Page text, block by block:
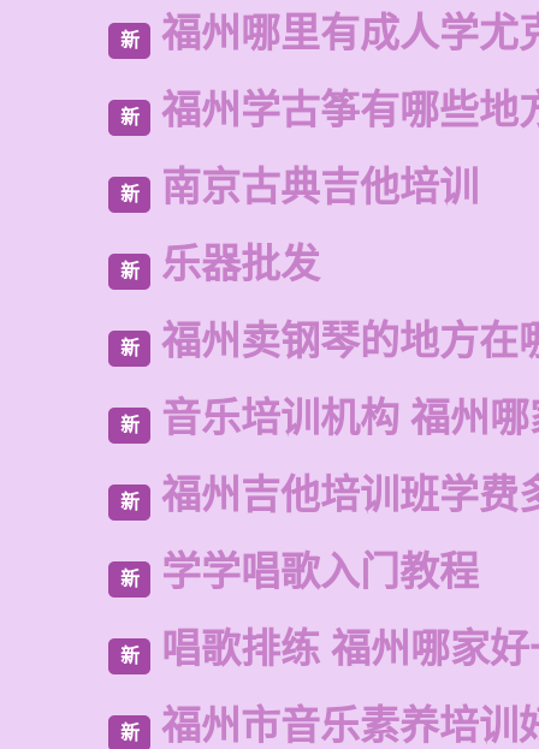
新 福州哪里有成人学尤
新 福州学古筝有哪些地
新 南京古典吉他培训
新 乐器批发
新 福州卖钢琴的地方在
新 音乐培训机构 福州
新 福州吉他培训班学费
新 学学唱歌入门教程
新 唱歌排练 福州哪家
新 福州市音乐素养培训